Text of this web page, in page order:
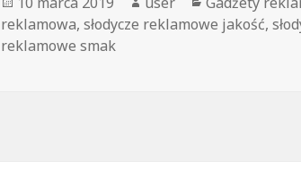
reklamowa,słodycze reklamowe jakość,
reklamowe smak